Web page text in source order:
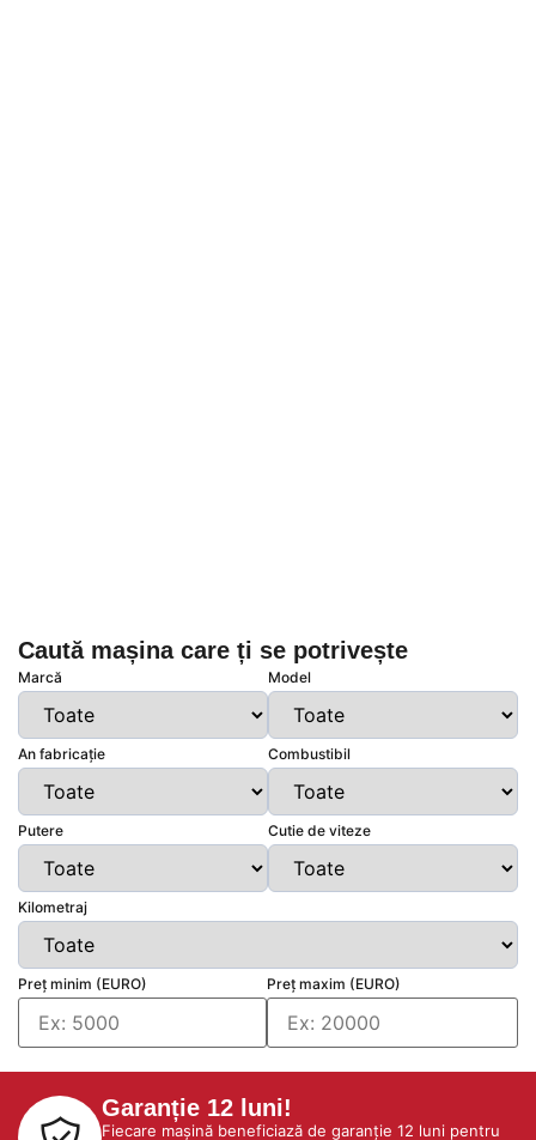
Caută mașina care ți se potrivește
Marcă Model
An fabricație Combustibil
Putere Cutie de viteze
Kilometraj
Preț minim (EURO) Preț maxim (EURO)
Garanție 12 luni!
Fiecare mașină beneficiază de garanție 12 luni pentru